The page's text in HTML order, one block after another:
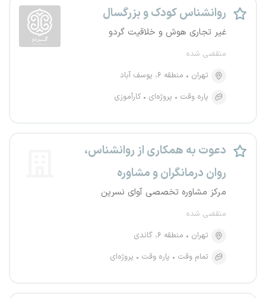
روانشناس کودک و بزرگسال
غیر تجاری هوش و خلاقیت گردو
منقضی شده
تهران
منطقه ۶، یوسف آباد
پاره وقت
پروژه‌ای کارآموزی
دعوت به همکاری از روانشناس،
روان درمانگران و مشاوره
مرکز مشاوره تخصصی آوای نسرین
منقضی شده
تهران
منطقه ۶، گاندی
تمام وقت
پاره وقت پروژه‌ای